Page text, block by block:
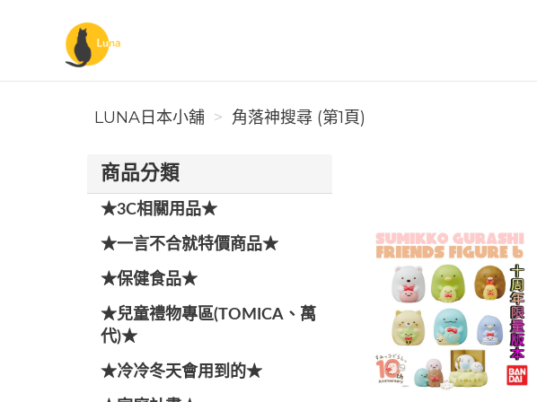
Luna日本小舖
LUNA日本小舖 角落神搜尋 (第1頁)
商品分類
★3C相關用品★
★一言不合就特價商品★
★保健食品★
★兒童禮物專區(TOMICA、萬
代)★
★冷冷冬天會用到的★